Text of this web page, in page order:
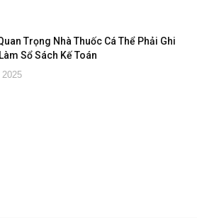
Trọng Nhà Thuốc Cá Thể Phải Ghi
Sổ Sách Kế Toán